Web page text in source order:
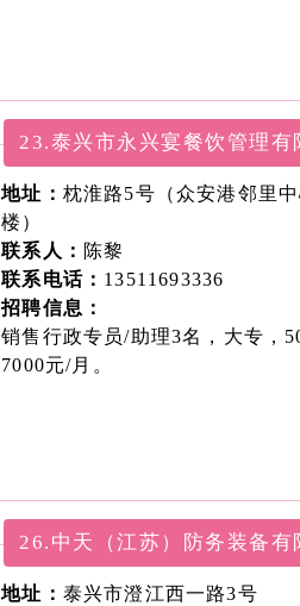
23.泰兴市永兴宴餐饮管理有
地址： 枕淮路5号（众安港邻里中
楼）
联系人： 陈黎
联系电话： 13511693336
招聘信息：
销售行政专员/助理3名，大专，
7000元/月。
26.中天（江苏）防务装备有
地址： 泰兴市澄江西一路3号